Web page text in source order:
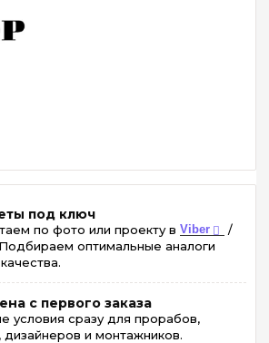
под ключ
по фото или проекту в Viber /
оптимальные аналоги
с первого заказа
условия сразу для прорабов,
дизайнеров и монтажников.